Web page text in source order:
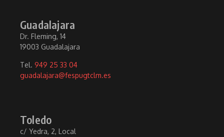
Guadalajara
Dr. Fleming, 14
19003 Guadalajara
Tel. 949 25 33 04
guadalajara@fespugtclm.es
Toledo
c/ Yedra, 2, Local